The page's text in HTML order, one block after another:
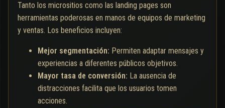
Tanto los micrositios como las landing pages son
herramientas poderosas en manos de equipos de marketing
y ventas. Los beneficios incluyen:
Mejor segmentación: Permiten adaptar mensajes y
experiencias a diferentes públicos objetivos.
Mayor tasa de conversión: La ausencia de
distracciones facilita que los usuarios tomen
acciones.